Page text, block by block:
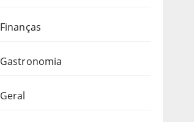
Finanças
Gastronomia
Geral